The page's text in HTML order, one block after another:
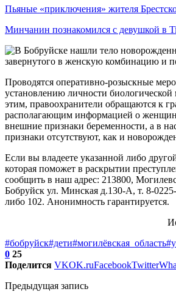
Пьяные «приключения» жителя
Минчанин познакомился с девушкой в
Проводятся оперативно-розыскные
установлению личности биологической
этим, правоохранители обращаются к
располагающим информацией о
внешние признаки беременности, а в
признаки отсутствуют, как и
Если вы владеете указанной либо
которая поможет в раскрытии
сообщить в наш адрес: 213800,
Бобруйск ул. Минская д.130-А, т. 8-
либо 102. Анонимность гарантируется.
#бобруйск#дети#могилёвская_область
0 25
Поделится VKOK.ruFacebookTwitter
Предыдущая запись